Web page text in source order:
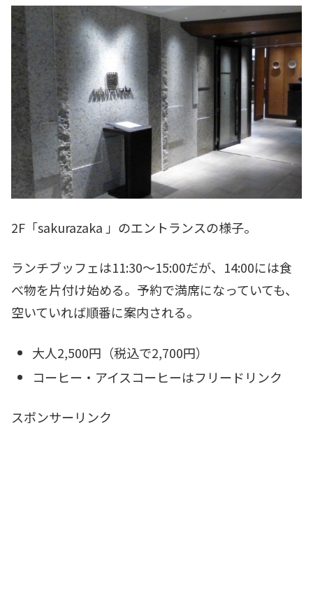
2F「sakurazaka 」のエントランスの様子。
ランチブッフェは11:30～15:00だが、14:00には食
べ物を片付け始める。予約で満席になっていても、
空いていれば順番に案内される。
大人2,500円（税込で2,700円）
コーヒー・アイスコーヒーはフリードリンク
スポンサーリンク